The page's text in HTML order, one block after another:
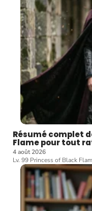
Résumé complet
Flame pour tout
4 août 2026
Lv. 99 Princess of Black